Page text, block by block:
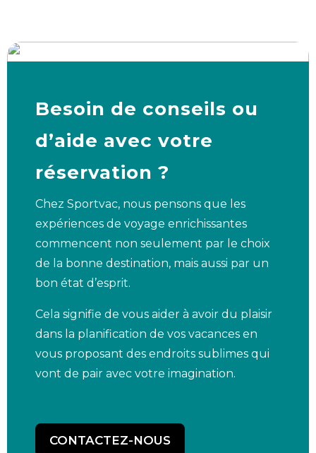
Besoin de conseils ou
d’aide avec votre
réservation ?
Chez Sportvac, nous pensons que les
expériences de voyage enrichissantes
commencent non seulement par le choix
de la bonne destination, mais aussi par un
bon état d’esprit.
Cela signifie de vous aider à avoir du plaisir
dans la planification de vos vacances en
vous proposant des endroits sublimes qui
vont de pair avec votre imagination.
CONTACTEZ-NOUS